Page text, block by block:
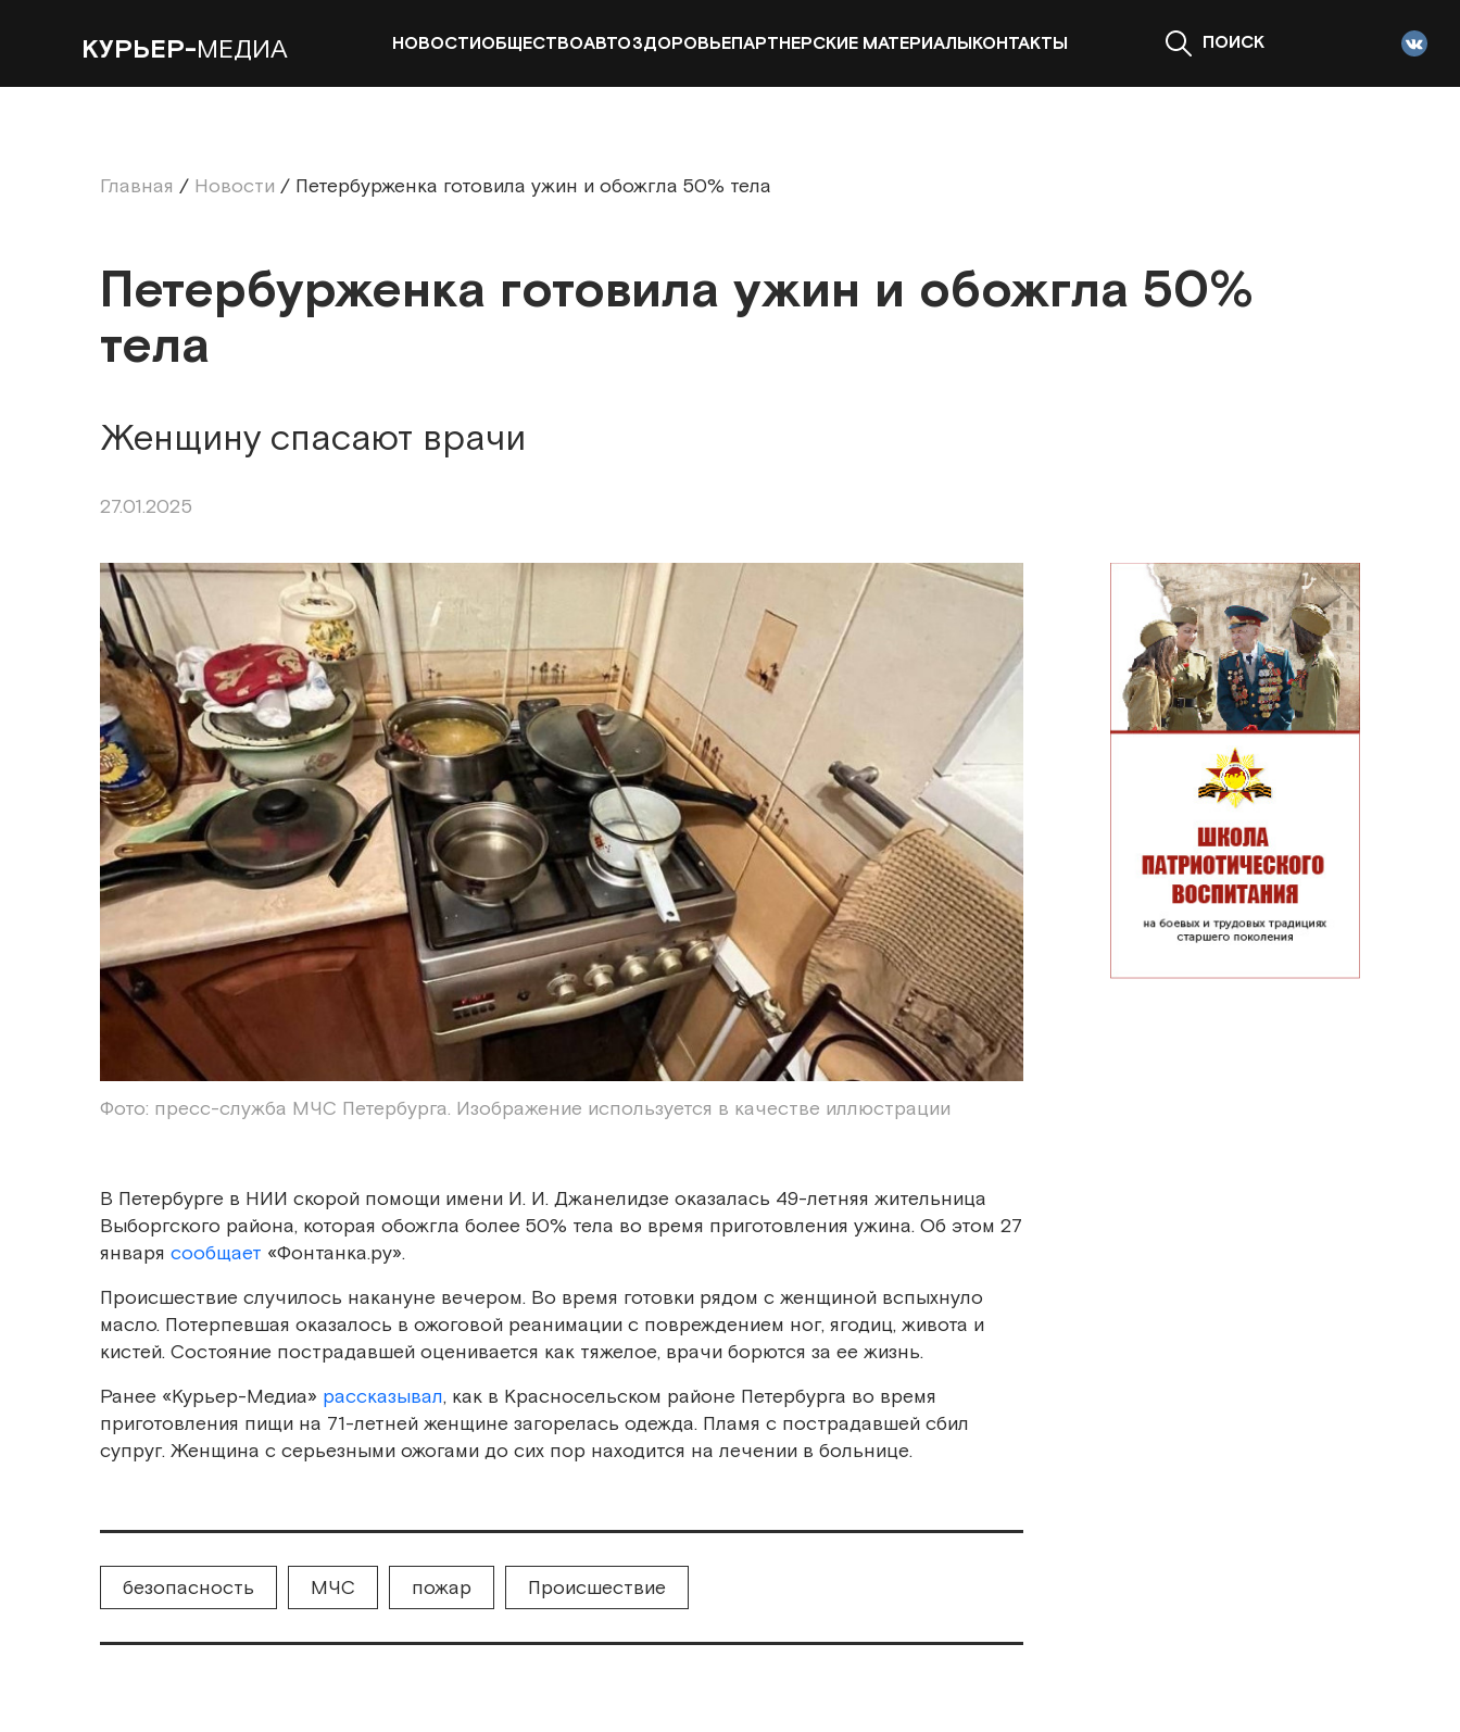
КУРЬЕР-МЕДИА НОВОСТИОБЩЕСТВОАВТОЗДОРОВЬЕПАРТНЕРСКИЕ МАТЕРИАЛЫКОНТАКТЫ ПОИСК
Главная / Новости / Петербурженка готовила ужин и обожгла 50% тела
Петербурженка готовила ужин и обожгла 50%
тела
Женщину спасают врачи
27.01.2025
Фото: пресс-служба МЧС Петербурга. Изображение используется в качестве иллюстрации
В Петербурге в НИИ скорой помощи имени И. И. Джанелидзе оказалась 49-летняя жительница
Выборгского района, которая обожгла более 50% тела во время приготовления ужина. Об этом 27
января сообщает «Фонтанка.ру».
Происшествие случилось накануне вечером. Во время готовки рядом с женщиной вспыхнуло
масло. Потерпевшая оказалось в ожоговой реанимации с повреждением ног, ягодиц, живота и
кистей. Состояние пострадавшей оценивается как тяжелое, врачи борются за ее жизнь.
Ранее «Курьер-Медиа» рассказывал, как в Красносельском районе Петербурга во время
приготовления пищи на 71-летней женщине загорелась одежда. Пламя с пострадавшей сбил
супруг. Женщина с серьезными ожогами до сих пор находится на лечении в больнице.
безопасность МЧС пожар Происшествие